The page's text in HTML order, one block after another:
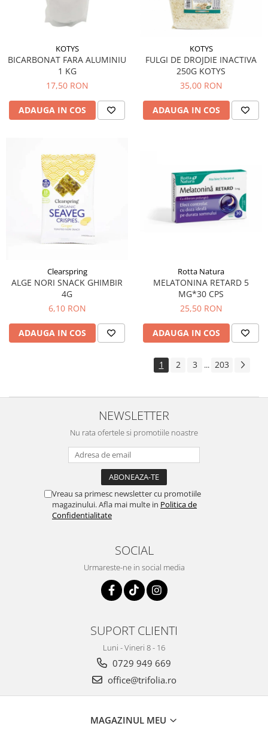
KOTYS
BICARBONAT FARA ALUMINIU
1 KG
17,50 RON
ADAUGA IN COS
KOTYS
FULGI DE DROJDIE INACTIVA
250G KOTYS
35,00 RON
ADAUGA IN COS
Clearspring
ALGE NORI SNACK GHIMBIR
4G
6,10 RON
ADAUGA IN COS
Rotta Natura
MELATONINA RETARD 5
MG*30 CPS
25,50 RON
ADAUGA IN COS
1 2 3 ... 203
NEWSLETTER
Nu rata ofertele si promotiile noastre
Vreau sa primesc newsletter cu promotiile
magazinului. Afla mai multe in Politica de
Confidentialitate
SOCIAL
Urmareste-ne in social media
SUPORT CLIENTI
Luni - Vineri 8 - 16
0729 949 669
office@trifolia.ro
MAGAZINUL MEU